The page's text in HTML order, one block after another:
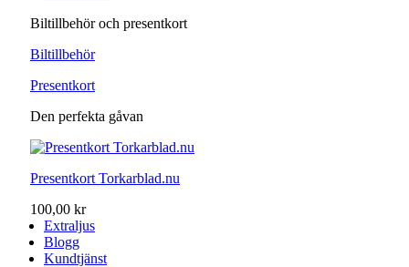
Biltillbehör och presentkort
Biltillbehör
Presentkort
Den perfekta gåvan
Presentkort Torkarblad.nu
100,00 kr
Extraljus
Blogg
Kundtjänst